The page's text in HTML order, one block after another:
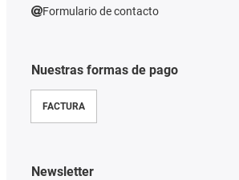
Nuestras formas de pago
FACTURA
Formulario de contacto
Newsletter